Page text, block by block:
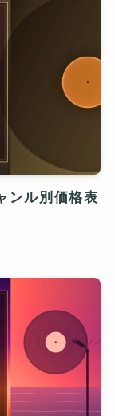
ンル別価格表